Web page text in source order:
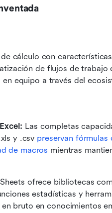
cálculo con
de flujos de trabajo
equipo a través del
Las completas
y .csv preservan fórmulas
de macros mientras
ofrece bibliotecas
estadísticas y
bruto en conocimientos